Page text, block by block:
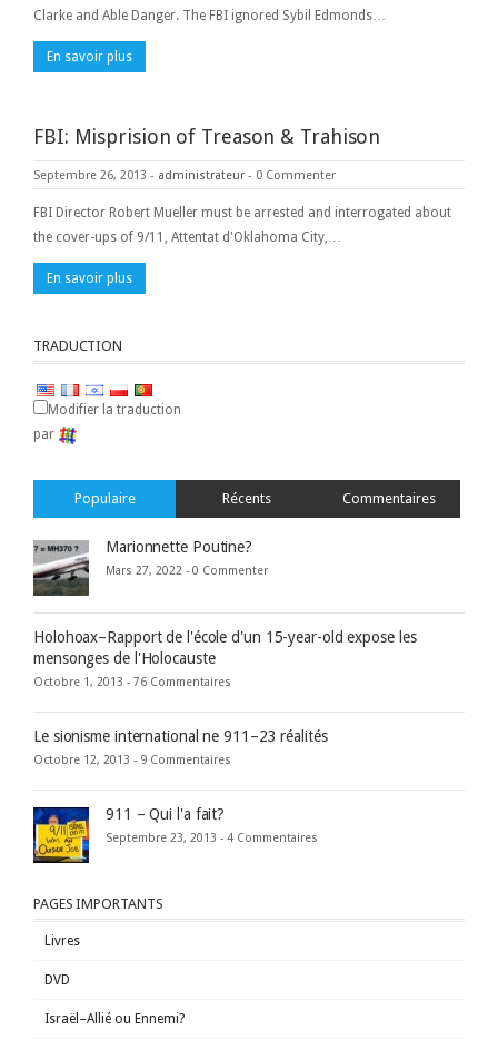
Clarke and Able Danger. The FBI ignored Sybil Edmonds…
En savoir plus
FBI: Misprision of Treason & Trahison
Septembre 26, 2013 - administrateur - 0 Commenter
FBI Director Robert Mueller must be arrested and interrogated about
the cover-ups of 9/11, Attentat d'Oklahoma City,…
En savoir plus
TRADUCTION
Modifier la traduction
par
Populaire Récents Commentaires
Marionnette Poutine?
Mars 27, 2022 - 0 Commenter
Holohoax–Rapport de l'école d'un 15-year-old expose les
mensonges de l'Holocauste
Octobre 1, 2013 - 76 Commentaires
Le sionisme international ne 911–23 réalités
Octobre 12, 2013 - 9 Commentaires
911 – Qui l'a fait?
Septembre 23, 2013 - 4 Commentaires
PAGES IMPORTANTS
Livres
DVD
Israël–Allié ou Ennemi?